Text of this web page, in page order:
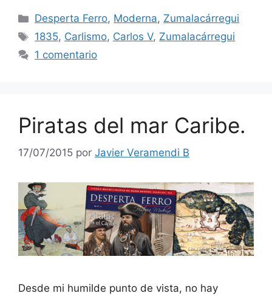
Categorías
Desperta Ferro, Moderna, Zumalacárregui
Etiquetas
1835, Carlismo, Carlos V, Zumalacárregui
1 comentario
Piratas del mar Caribe.
17/07/2015 por Javier Veramendi B
Desde mi humilde punto de vista, no hay